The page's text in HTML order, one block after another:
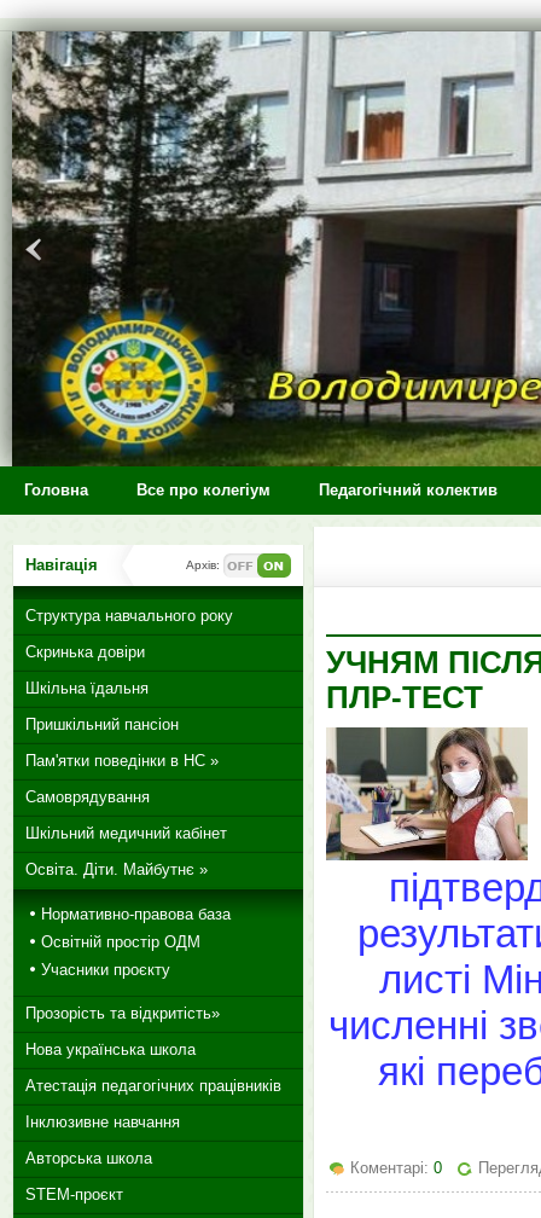
>
Головна Все про колегіум Педагогічний колектив
УЧНЯМ
ПЛР-ТЕСТ
листі
численні
які
Коментарі: 0
Навігація Архів:
Структура навчального року
Скринька довіри
Шкільна їдальня
Пришкільний пансіон
Пам'ятки поведінки в НС »
Самоврядування
Шкільний медичний кабінет
Освіта. Діти. Майбутнє »
Нормативно-правова база
Освітній простір ОДМ
Учасники проєкту
Прозорість та відкритість»
Нова українська школа
Атестація педагогічних працівників
Інклюзивне навчання
Авторська школа
STEM-проєкт